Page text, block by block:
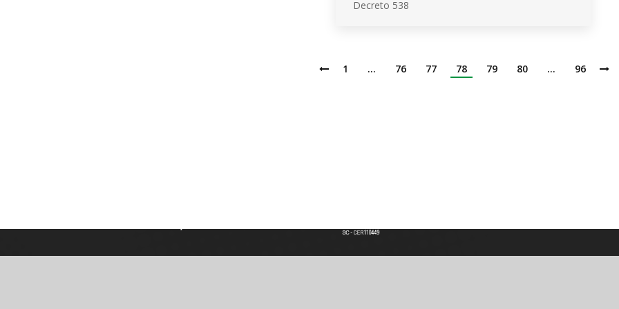
Decreto 538
1 … 76 77 78 79 80 … 96